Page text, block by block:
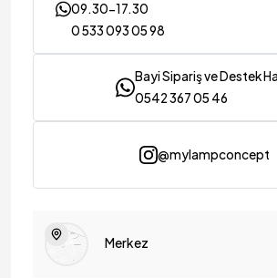
09.30-17.30
0 533 093 05 98
Bayi Sipariş ve Destek
0542 367 05 46
@mylampconcept
Merkez